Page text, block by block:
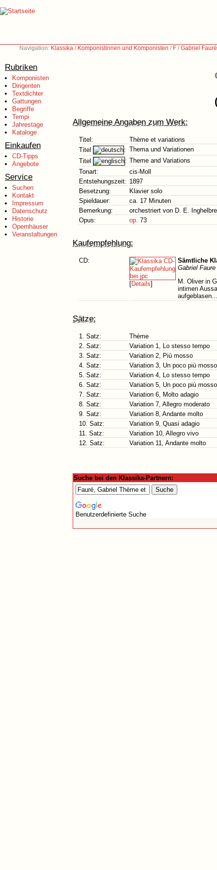
Navigation: Klassika / Komponistinnen und Komponisten / F /Gabriel
Rubriken
Komponisten
Dirigenten
Textdichter
Gattungen
Begriffe
Tempi
Jahrestage
Kataloge
Einkaufen
CD-Tipps
Angebote
Service
Suchen
Kontakt
Impressum
Datenschutz
Historie
Opernhäuser
Veranstaltungen
Allgemeine Angaben zum Werk:
Titel:
Thème et variations
Titel
: Thema und Variationen
Titel
: Theme and Variations
Tonart:
cis-Moll
Entstehungszeit: 1897
Besetzung:
Klavier solo
Spieldauer:
ca. 17 Minuten
Bemerkung:
orchestriert von D. E.
Opus:
op. 73
Kaufempfehlung:
CD:
[Details]
Sämtliche
Gabriel
M. Oliver in
intimen
Sätze:
1. Satz:
Thème
2. Satz:
Variation 1, Lo stesso tempo
3. Satz:
Variation 2, Più mosso
4. Satz:
Variation 3, Un poco più mosso
5. Satz:
Variation 4, Lo stesso tempo
6. Satz:
Variation 5, Un poco più mosso
7. Satz:
Variation 6, Molto adagio
8. Satz:
Variation 7, Allegro moderato
9. Satz:
Variation 8, Andante molto
10. Satz:
Variation 9, Quasi adagio
11. Satz:
Variation 10, Allegro vivo
12. Satz:
Variation 11, Andante molto
Suche bei den Klassika-Partnern:
Benutzerdefinierte Suche